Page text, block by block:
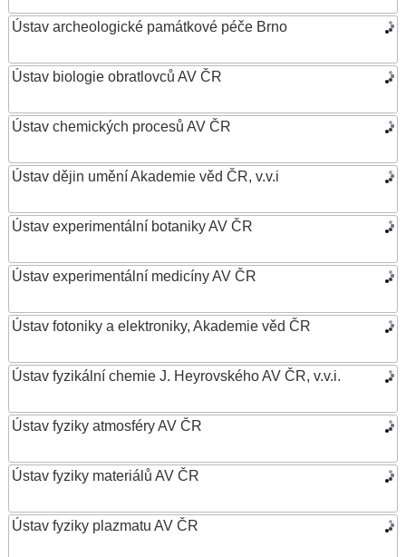
Ústav archeologické památkové péče Brno
Ústav biologie obratlovců AV ČR
Ústav chemických procesů AV ČR
Ústav dějin umění Akademie věd ČR, v.v.i
Ústav experimentální botaniky AV ČR
Ústav experimentální medicíny AV ČR
Ústav fotoniky a elektroniky, Akademie věd ČR
Ústav fyzikální chemie J. Heyrovského AV ČR, v.v.i.
Ústav fyziky atmosféry AV ČR
Ústav fyziky materiálů AV ČR
Ústav fyziky plazmatu AV ČR